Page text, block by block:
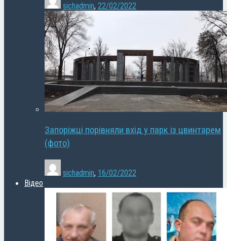
sichadmin, 22/02/2022
Запоріжці порівняли вхід у парк із цвинтарем
(фото)
sichadmin, 16/02/2022
Відео